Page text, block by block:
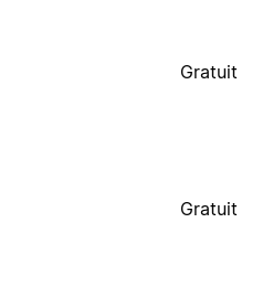
Gratuit
Gratuit